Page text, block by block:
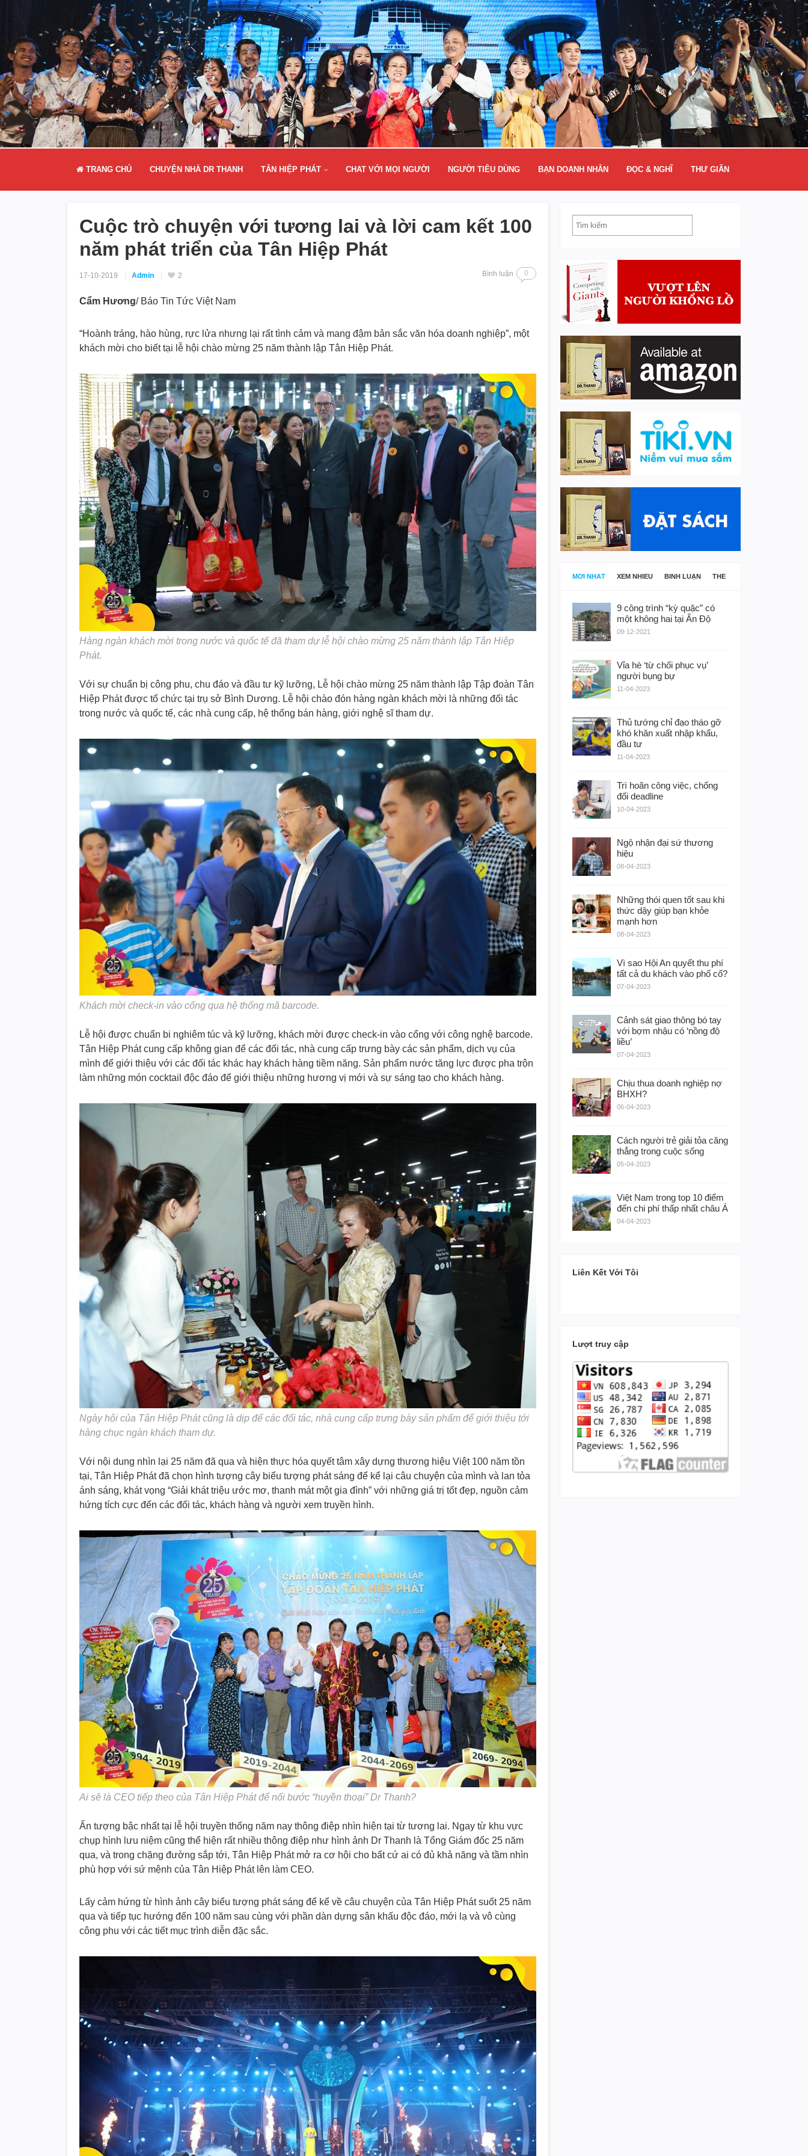
TRANG CHỦ CHUYỆN NHÀ DR THANH TÂN HIỆP PHÁT CHAT VỚI MỌI NGƯỜI NGƯỜI TIÊU DÙNG BẠN DOANH NHÂN ĐỌC & NGHĨ THƯ GIÃN
Cuộc trò chuyện với tương lai và lời cam kết 100
năm phát triển của Tân Hiệp Phát
17-10-2019 Admin 2 Bình luận 0
Cẩm Hương/ Báo Tin Tức Việt Nam
“Hoành tráng, hào hùng, rực lửa nhưng lại rất tình cảm và mang đậm bản sắc văn hóa doanh nghiệp”, một
khách mời cho biết tại lễ hội chào mừng 25 năm thành lập Tân Hiệp Phát.
Hàng ngàn khách mời trong nước và quốc tế đã tham dự lễ hội chào mừng 25 năm thành lập Tân Hiệp
Phát.
Với sự chuẩn bị công phu, chu đáo và đầu tư kỹ lưỡng, Lễ hội chào mừng 25 năm thành lập Tập đoàn Tân
Hiệp Phát được tổ chức tại trụ sở Bình Dương. Lễ hội chào đón hàng ngàn khách mời là những đối tác
trong nước và quốc tế, các nhà cung cấp, hệ thống bán hàng, giới nghệ sĩ tham dự.
Khách mời check-in vào cổng qua hệ thống mã barcode.
Lễ hội được chuẩn bi nghiêm túc và kỹ lưỡng, khách mời được check-in vào cổng với công nghệ barcode.
Tân Hiệp Phát cung cấp không gian để các đối tác, nhà cung cấp trưng bày các sản phẩm, dịch vụ của
mình để giới thiệu với các đối tác khác hay khách hàng tiềm năng. Sản phẩm nước tăng lực được pha trộn
làm những món cocktail độc đáo để giới thiệu những hương vị mới và sự sáng tạo cho khách hàng.
Ngày hội của Tân Hiệp Phát cũng là dịp để các đối tác, nhà cung cấp trưng bày sản phẩm để giới thiệu tới
hàng chục ngàn khách tham dự.
Với nội dung nhìn lại 25 năm đã qua và hiện thực hóa quyết tâm xây dựng thương hiệu Việt 100 năm tồn
tại, Tân Hiệp Phát đã chọn hình tượng cây biểu tượng phát sáng để kể lại câu chuyện của mình và lan tỏa
ánh sáng, khát vọng “Giải khát triệu ước mơ, thanh mát một gia đình” với những giá trị tốt đẹp, nguồn cảm
hứng tích cực đến các đối tác, khách hàng và người xem truyền hình.
Ai sẽ là CEO tiếp theo của Tân Hiệp Phát để nối bước “huyền thoại” Dr Thanh?
Ấn tượng bậc nhất tại lễ hội truyền thống năm nay thông điệp nhìn hiện tại từ tương lai. Ngay từ khu vực
chụp hình lưu niệm cũng thể hiện rất nhiều thông điệp như hình ảnh Dr Thanh là Tổng Giám đốc 25 năm
qua, và trong chặng đường sắp tới, Tân Hiệp Phát mở ra cơ hội cho bất cứ ai có đủ khả năng và tầm nhìn
phù hợp với sứ mệnh của Tân Hiệp Phát lên làm CEO.
Lấy cảm hứng từ hình ảnh cây biểu tượng phát sáng để kể về câu chuyện của Tân Hiệp Phát suốt 25 năm
qua và tiếp tục hướng đến 100 năm sau cùng với phần dàn dựng sân khấu độc đáo, mới lạ và vô cùng
công phu với các tiết mục trình diễn đặc sắc.
MỚI NHẤT XEM NHIỀU BÌNH LUẬN THẺ
9 công trình “kỳ quặc” có
một không hai tại Ấn Độ
09-12-2021
Vỉa hè ‘từ chối phục vụ’
người bụng bự
11-04-2023
Thủ tướng chỉ đạo tháo gỡ
khó khăn xuất nhập khẩu,
đầu tư
11-04-2023
Trì hoãn công việc, chống
đối deadline
10-04-2023
Ngộ nhận đại sứ thương
hiệu
08-04-2023
Những thói quen tốt sau khi
thức dậy giúp bạn khỏe
mạnh hơn
08-04-2023
Vì sao Hội An quyết thu phí
tất cả du khách vào phố cổ?
07-04-2023
Cảnh sát giao thông bó tay
với bợm nhậu có ‘nồng độ
liều’
07-04-2023
Chịu thua doanh nghiệp nợ
BHXH?
06-04-2023
Cách người trẻ giải tỏa căng
thẳng trong cuộc sống
05-04-2023
Việt Nam trong top 10 điểm
đến chi phí thấp nhất châu Á
04-04-2023
Liên Kết Với Tôi
Lượt truy cập